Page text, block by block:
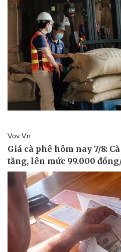
Pháp luật
Vụ án